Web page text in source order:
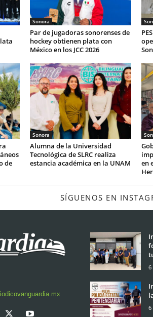
Sonora
Par de jugadoras sonorenses de
hockey obtienen plata con
México en los JCC 2026
de
Sonora
Alumna de la Universidad
Tecnológica de SLRC realiza
estancia académica en la UNAM
en
SÍGUENOS EN
6
6